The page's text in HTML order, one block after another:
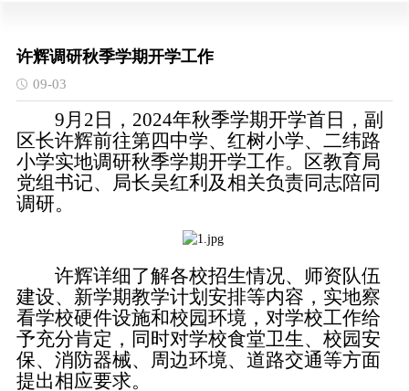
许辉调研秋季学期开学工作
09-03
9月2日，2024年秋季学期开学首日，副
区长许辉前往第四中学、红树小学、二纬路
小学实地调研秋季学期开学工作。区教育局
党组书记、局长吴红利及相关负责同志陪同
调研。
许辉详细了解各校招生情况、师资队伍
建设、新学期教学计划安排等内容，实地察
看学校硬件设施和校园环境，对学校工作给
予充分肯定，同时对学校食堂卫生、校园安
保、消防器械、周边环境、道路交通等方面
提出相应要求。